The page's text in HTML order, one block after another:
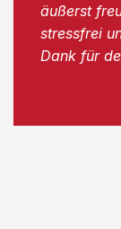
äußerst
stressfrei
Dank für